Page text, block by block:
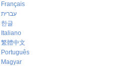
Français
עברית
한글
Italiano
繁體中文
Português
Magyar